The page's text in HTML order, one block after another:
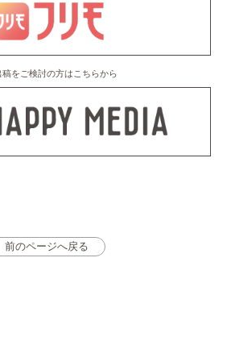
稿をご検討の方はこちらから
前のページへ戻る